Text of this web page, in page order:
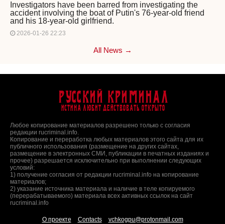
Investigators have been barred from investigating the
accident involving the boat of Putin's 76-year-old friend
and his 18-year-old girlfriend.
2026-01-26 22:23
All News →
Русский Криминал
Истина любит действовать открыто
Любое копирование материалов разрешено только с согласия
редакции rucriminal.info.
Копирование и переработка любых материалов этого сайта для их
публичного использования (размещение на других сайтах,
размещение в электронных СМИ, публикации в печатных изданиях и
прочее) разрешается исключительно при выполнении следующих
условий:
1) получение согласия от редакции rucriminal.info на копирование
материалов;
2) указание источника материала и наличие в теле копируемого
(перерабатываемого) материала всех активных ссылок на сайт
rucriminal.info
О проекте Contacts vchkogpu@protonmail.com